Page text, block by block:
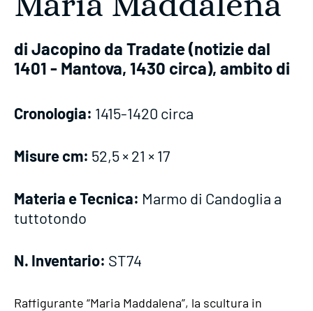
di Jacopino da Tradate (notizie dal
1401 - Mantova, 1430 circa), ambito di
Cronologia: 1415-1420 circa
Misure cm: 52,5 × 21 × 17
Materia e Tecnica: Marmo di Candoglia a
tuttotondo
N. Inventario: ST74
Raffigurante “Maria Maddalena”, la scultura in